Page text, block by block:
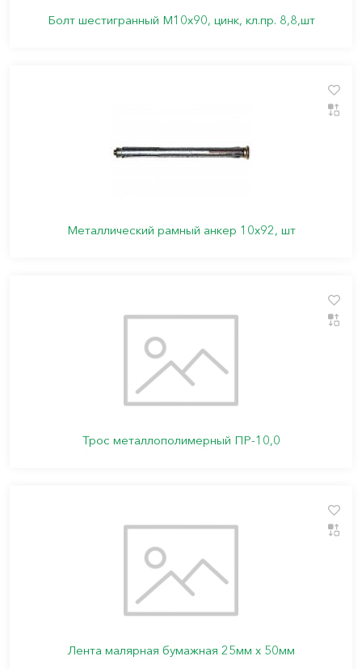
Болт шестигранный М10х90, цинк, кл.пр. 8,8,шт
Металлический рамный анкер 10х92, шт
Трос металлополимерный ПР-10,0
Лента малярная бумажная 25мм х 50мм